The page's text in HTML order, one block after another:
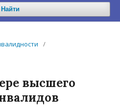
Найти
/
высшего